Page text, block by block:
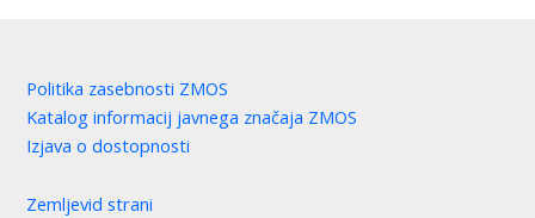
Politika zasebnosti ZMOS
Katalog informacij javnega značaja ZMOS
Izjava o dostopnosti
Zemljevid strani